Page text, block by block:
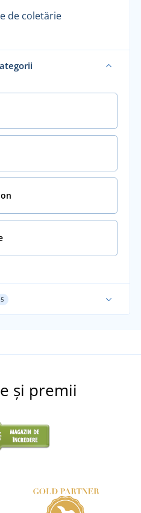
de coletărie
5
și premii